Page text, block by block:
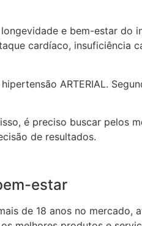
e bem-estar do
cardíaco, insuficiência
ARTERIAL.
é preciso buscar pelos
de resultados.
estar
de 18 anos no mercado,